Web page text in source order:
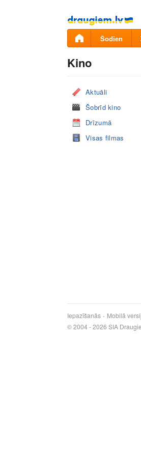
Pāriet
uz
saturu
Šodien
Kino
Aktuāli
Šobrīd kino
Drīzumā
Visas filmas
Iepazīšanās Mobilā
© 2004 - 2026 SIA